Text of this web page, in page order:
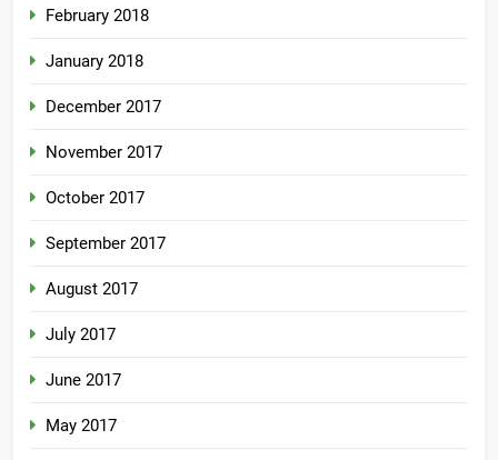
February 2018
January 2018
December 2017
November 2017
October 2017
September 2017
August 2017
July 2017
June 2017
May 2017